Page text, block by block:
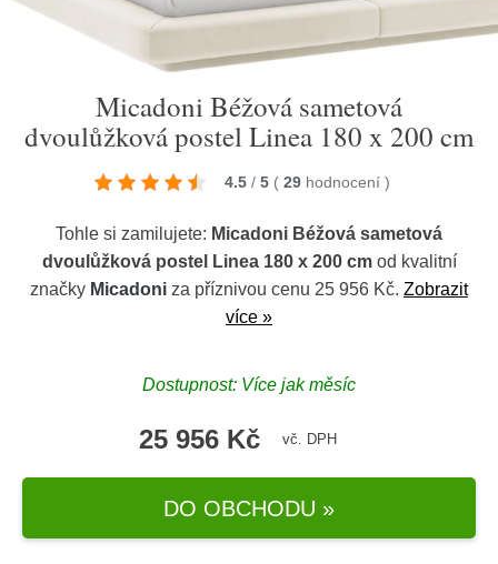
Micadoni Béžová sametová
dvoulůžková postel Linea 180 x 200 cm
4.5 / 5 ( 29 hodnocení )
Tohle si zamilujete: Micadoni Béžová sametová
dvoulůžková postel Linea 180 x 200 cmod kvalitní
značky Micadoni za příznivou cenu 25 956 Kč. Zobrazit
více »
Dostupnost: Více jak měsíc
25 956 Kč vč. DPH
DO OBCHODU »